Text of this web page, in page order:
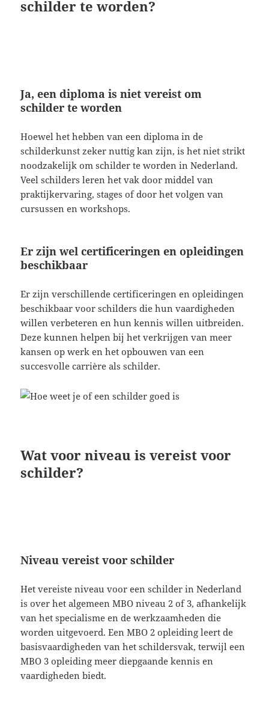
schilder te worden?
Ja, een diploma is niet vereist om
schilder te worden
Hoewel het hebben van een diploma in de
schilderkunst zeker nuttig kan zijn, is het niet strikt
noodzakelijk om schilder te worden in Nederland.
Veel schilders leren het vak door middel van
praktijkervaring, stages of door het volgen van
cursussen en workshops.
Er zijn wel certificeringen en opleidingen
beschikbaar
Er zijn verschillende certificeringen en opleidingen
beschikbaar voor schilders die hun vaardigheden
willen verbeteren en hun kennis willen uitbreiden.
Deze kunnen helpen bij het verkrijgen van meer
kansen op werk en het opbouwen van een
succesvolle carrière als schilder.
Wat voor niveau is vereist voor
schilder?
Niveau vereist voor schilder
Het vereiste niveau voor een schilder in Nederland
is over het algemeen MBO niveau 2 of 3, afhankelijk
van het specialisme en de werkzaamheden die
worden uitgevoerd. Een MBO 2 opleiding leert de
basisvaardigheden van het schildersvak, terwijl een
MBO 3 opleiding meer diepgaande kennis en
vaardigheden biedt.